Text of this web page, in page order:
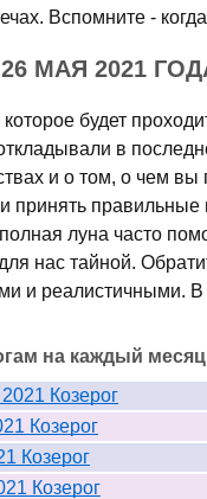
Вспомните -
МАЯ 2021
будет
в
и о том, о чем
принять
луна часто
нас тайной.
и реалистичными.
на каждый месяц
Козерог
Козерог
Козерог
Козерог